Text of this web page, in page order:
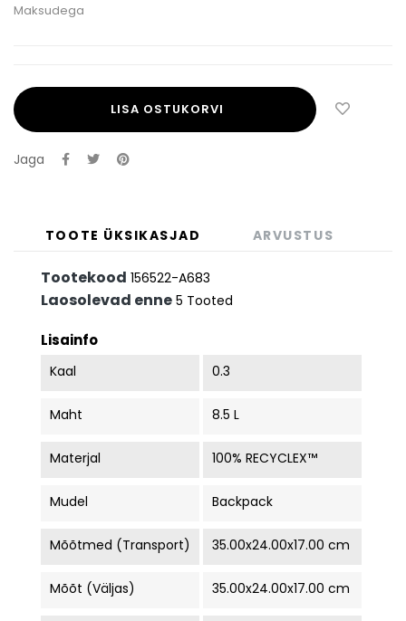
Maksudega
LISA OSTUKORVI
Jaga
TOOTE ÜKSIKASJAD ARVUSTUS
Tootekood 156522-A683
Laosolevad enne 5 Tooted
Lisainfo
Kaal 0.3
Maht 8.5 L
Materjal 100% RECYCLEX™
Mudel Backpack
Mõõtmed (transport) 35.00x24.00x17.00 cm
Mõõt (väljas) 35.00x24.00x17.00 cm